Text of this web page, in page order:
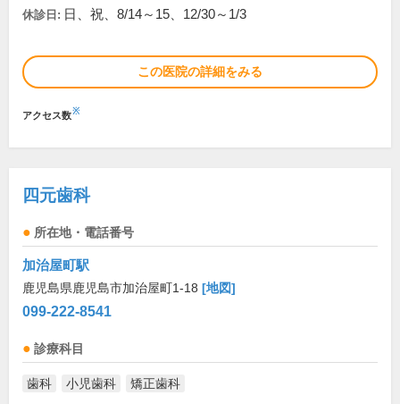
休診日: 日、祝、8/14～15、12/30～1/3
この医院の詳細をみる
アクセス数※
四元歯科
所在地・電話番号
加治屋町駅
鹿児島県鹿児島市加治屋町1-18 [地図]
099-222-8541
診療科目
歯科 小児歯科 矯正歯科